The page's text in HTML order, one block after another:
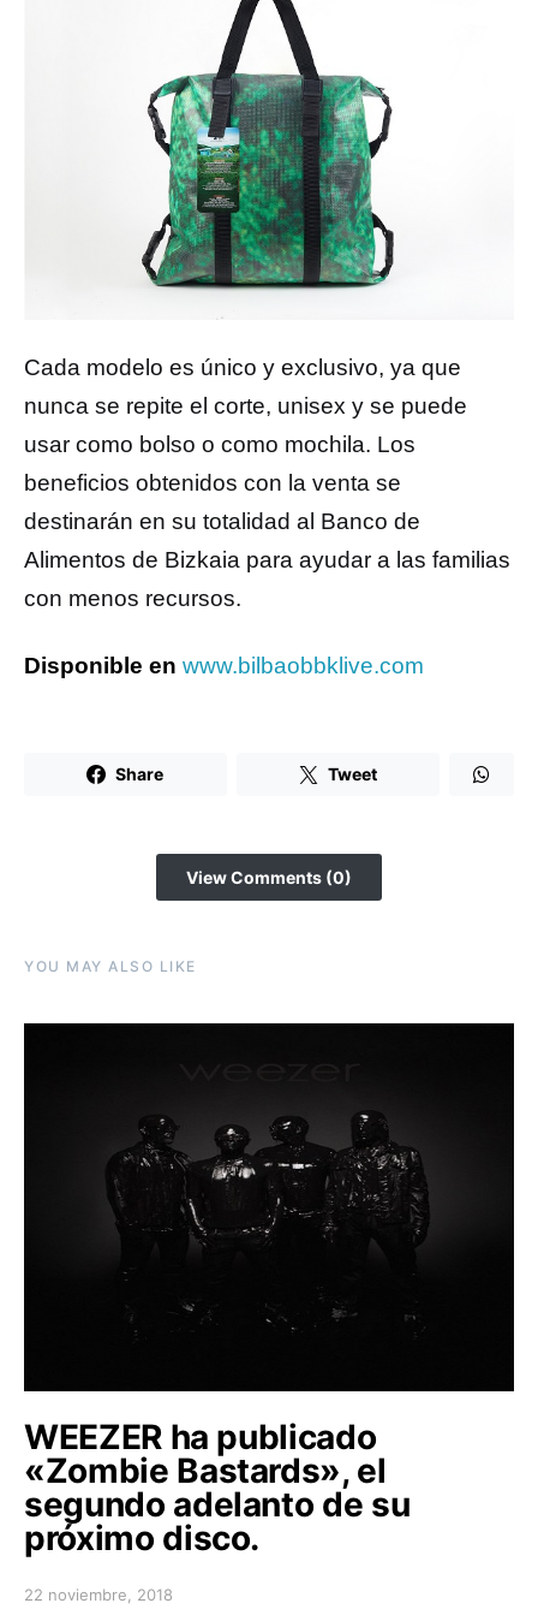
Cada modelo es único y exclusivo, ya que
nunca se repite el corte, unisex y se puede
usar como bolso o como mochila. Los
beneficios obtenidos con la venta se
destinarán en su totalidad al Banco de
Alimentos de Bizkaia para ayudar a las familias
con menos recursos.
Disponible en www.bilbaobbklive.com
Share Tweet
View Comments (0)
YOU MAY ALSO LIKE
WEEZER ha publicado
«Zombie Bastards», el
segundo adelanto de su
próximo disco.
Posted on
22 noviembre, 2018